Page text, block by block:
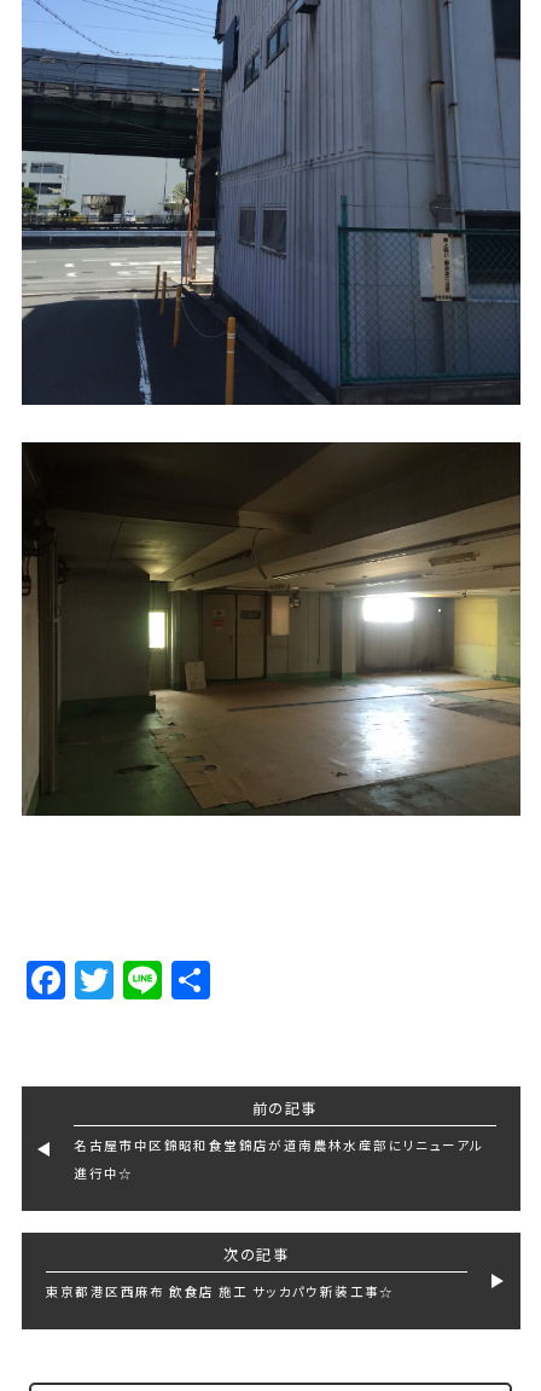
Facebook
Twitter
LineShare
前の記事
名古屋市中区錦昭和食堂錦店が道南農林水産部にリニューアル
進行中☆
次の記事
東京都港区西麻布 飲食店 施工 サッカパウ新装工事☆